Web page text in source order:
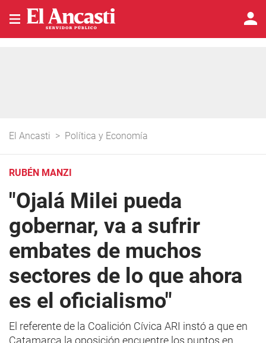
El Ancasti > Política y Economía
RUBÉN MANZI
"Ojalá Milei pueda
gobernar, va a sufrir
embates de muchos
sectores de lo que ahora
es el oficialismo"
El referente de la Coalición Cívica ARI instó a que en
Catamarca la oposición encuentre los puntos en